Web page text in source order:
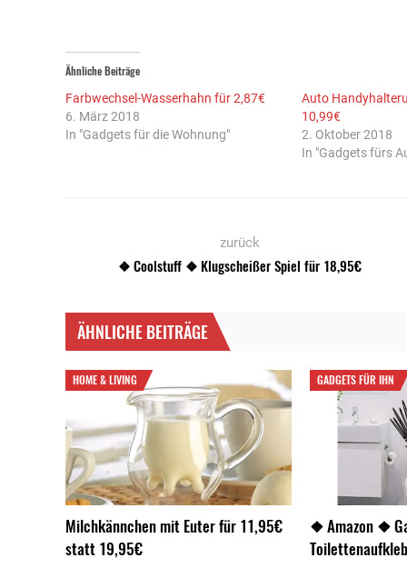
Ähnliche Beiträge
Farbwechsel-Wasserhahn für 2,87€
6. März 2018
In "Gadgets für die Wohnung"
Auto
10,99€
2. Oktober 2018
In "Gadgets fürs
zurück
❖ Coolstuff ❖ Klugscheißer Spiel für 18,95€
ÄHNLICHE BEITRÄGE
HOME & LIVING
Milchkännchen mit Euter für 11,95€
statt 19,95€
GADGETS FÜR IHN
❖ Amazon ❖